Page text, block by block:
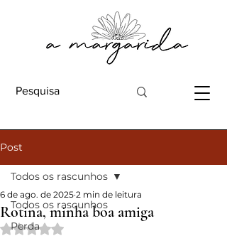
Post
Todos os rascunhos
Perda
Todos os rascunhos
Rotina, minha boa amiga
6 de ago. de 2025 2 min de leitura
Avaliado com NaN de 5 estrelas.